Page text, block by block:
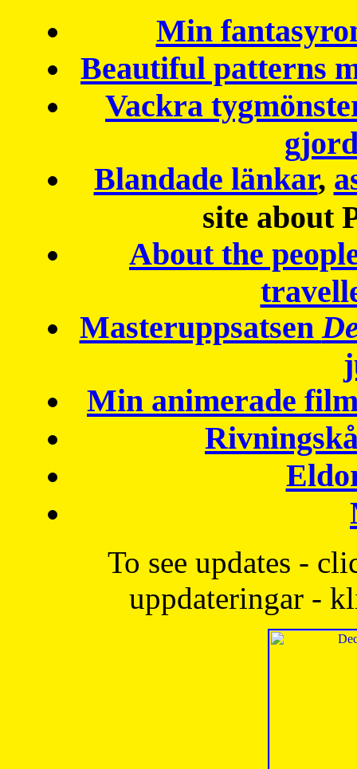
Min
Beautiful patterns
Vackra
Blandade länkar,
site about
About the
Masteruppsatsen
Min animerade
To see updates -
uppdateringar -